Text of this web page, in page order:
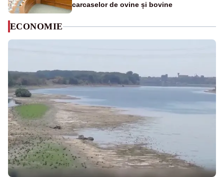
carcaselor de ovine și bovine
ECONOMIE